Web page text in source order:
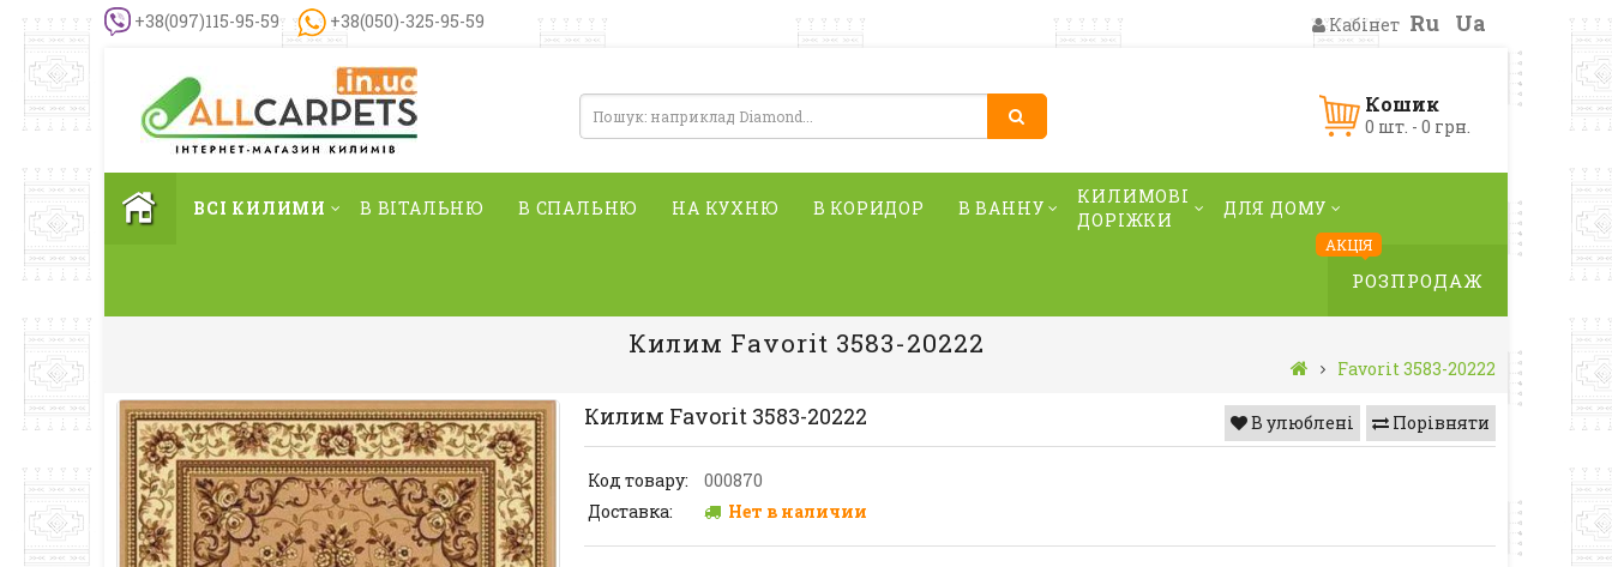
+38(097)115-95-59 +38(050)-325-95-59 Кабінет Ru Ua
Кошик
0 шт. - 0 грн.
ВСІ КИЛИМИ В ВІТАЛЬНЮ В СПАЛЬНЮ НА КУХНЮ В КОРИДОР В ВАННУ
КИЛИМОВІ
ДОРІЖКИ
ДЛЯ ДОМУ
АКЦІЯ
РОЗПРОДАЖ
Килим Favorit 3583-20222
Favorit 3583-20222
Порівняти
В улюблені
Килим Favorit 3583-20222
Код товару:
000870
Доставка:
Нет в наличии